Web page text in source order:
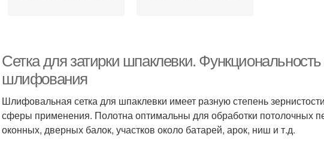
Сетка для затирки шпаклевки.
шлифования
Шлифовальная сетка для шпаклевки имеет разную степень
сферы применения. Полотна оптимальны для обработки потолочных
оконных, дверных балок, участков около батарей, арок, ниш и т.д.